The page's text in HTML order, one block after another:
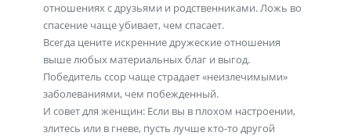
отношениях с друзьями и родственниками. Ложь во
спасение чаще убивает, чем спасает.
Всегда цените искренние дружеские отношения
выше любых материальных благ и выгод.
Победитель ссор чаще страдает «неизлечимыми»
заболеваниями, чем побежденный.
И совет для женщин: Если вы в плохом настроении,
злитесь или в гневе, пусть лучше кто-то другой